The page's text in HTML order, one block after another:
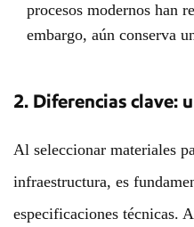
procesos modernos han
embargo, aún conserva
2. Diferencias clave:
Al seleccionar materiales
infraestructura, es
especificaciones técnicas.